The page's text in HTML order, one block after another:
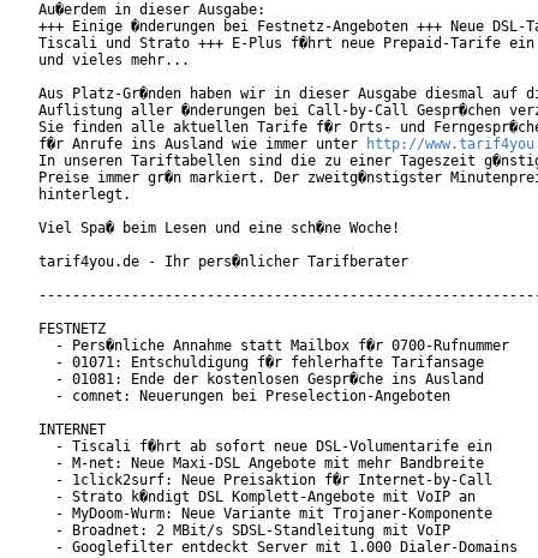
Au�erdem in dieser Ausgabe:
+++ Einige �nderungen bei Festnetz-Angeboten +++ Neue
Tiscali und Strato +++ E-Plus f�hrt neue Prepaid-Tarife ein
und vieles mehr...
Aus Platz-Gr�nden haben wir in dieser Ausgabe diesmal auf
Auflistung aller �nderungen bei Call-by-Call Gespr�chen
Sie finden alle aktuellen Tarife f�r Orts- und
f�r Anrufe ins Ausland wie immer unter
http://
In unseren Tariftabellen sind die zu einer Tageszeit
Preise immer gr�n markiert. Der zweitg�nstigster
hinterlegt.
Viel Spa� beim Lesen und eine sch�ne Woche!
tarif4you.de - Ihr pers�nlicher Tarifberater
FESTNETZ
  - Pers�nliche Annahme statt Mailbox f�r 0700-Rufnummer
  - 01071: Entschuldigung f�r fehlerhafte Tarifansage
  - 01081: Ende der kostenlosen Gespr�che ins Ausland
  - comnet: Neuerungen bei Preselection-Angeboten
INTERNET
  - Tiscali f�hrt ab sofort neue DSL-Volumentarife ein
  - M-net: Neue Maxi-DSL Angebote mit mehr Bandbreite
  - 1click2surf: Neue Preisaktion f�r Internet-by-Call
  - Strato k�ndigt DSL Komplett-Angebote mit VoIP an
  - MyDoom-Wurm: Neue Variante mit Trojaner-Komponente
  - Broadnet: 2 MBit/s SDSL-Standleitung mit VoIP
  - Googlefilter entdeckt Server mit 1.000 Dialer-Domains